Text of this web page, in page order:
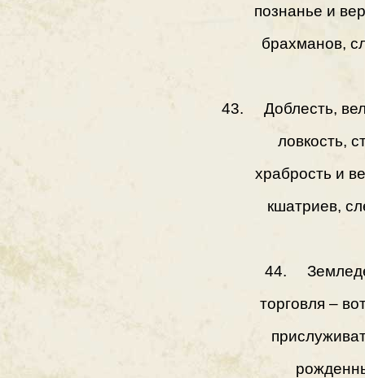
познанье и
брахманов,
43. Доблесть,
ловкость,
храбрость и
кшатриев,
44.
торговля –